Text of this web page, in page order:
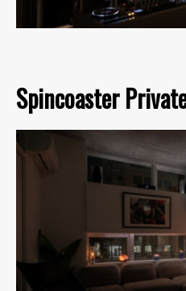
Spincoaster